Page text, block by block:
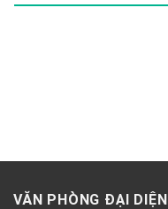
VĂN PHÒNG ĐẠI DIỆN